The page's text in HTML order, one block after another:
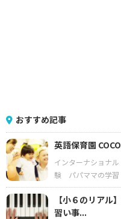
おすすめ記事
英語保育園
インターナショナ
験
パパママの学
【小６のリアル
習い事...